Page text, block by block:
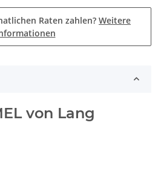
Raten zahlen? Weitere
von Lang